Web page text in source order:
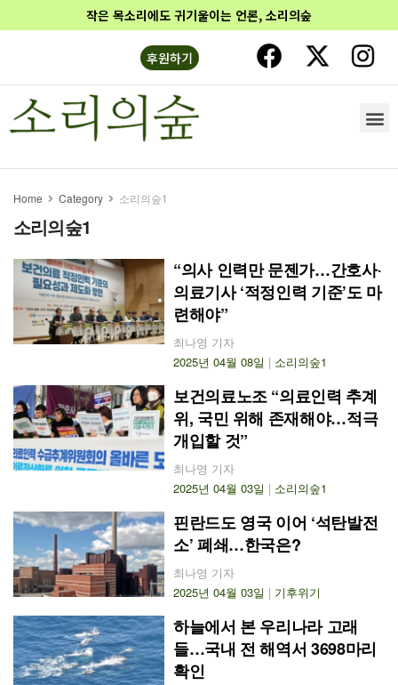
작은 목소리에도 귀기울이는 언론, 소리의숲
후원하기
Home Category 소리의숲1
소리의숲1
“의사 인력만 문젠가…간호사‧
의료기사 ‘적정인력 기준’도 마
련해야”
최나영 기자
2025년 04월 08일 | 소리의숲1
보건의료노조 “의료인력 추계
위, 국민 위해 존재해야…적극
개입할 것”
최나영 기자
2025년 04월 03일 | 소리의숲1
핀란드도 영국 이어 ‘석탄발전
소’ 폐쇄…한국은?
최나영 기자
2025년 04월 03일 | 기후위기
하늘에서 본 우리나라 고래
들…국내 전 해역서 3698마리
확인